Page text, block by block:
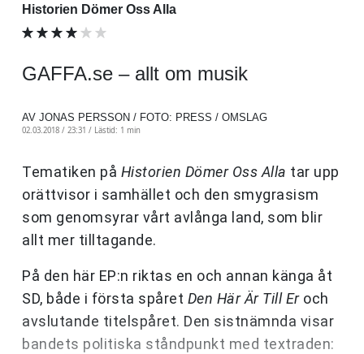
Historien Dömer Oss Alla
GAFFA.se – allt om musik
AV JONAS PERSSON / FOTO: PRESS / OMSLAG
02.03.2018 / 23:31 / Lästid: 1 min
Tematiken på Historien Dömer Oss Alla tar upp
orättvisor i samhället och den smygrasism
som genomsyrar vårt avlånga land, som blir
allt mer tilltagande.
På den här EP:n riktas en och annan känga åt
SD, både i första spåret Den Här Är Till Eroch
avslutande titelspåret. Den sistnämnda visar
bandets politiska ståndpunkt med textraden: